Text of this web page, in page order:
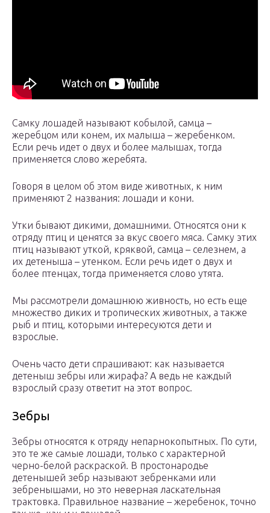
Самку лошадей называют кобылой, самца –
жеребцом или конем, их малыша – жеребенком.
Если речь идет о двух и более малышах, тогда
применяется слово жеребята.
Говоря в целом об этом виде животных, к ним
применяют 2 названия: лошади и кони.
Утки бывают дикими, домашними. Относятся они к
отряду птиц и ценятся за вкус своего мяса. Самку этих
птиц называют уткой, кряквой, самца – селезнем, а
их детеныша – утенком. Если речь идет о двух и
более птенцах, тогда применяется слово утята.
Мы рассмотрели домашнюю живность, но есть еще
множество диких и тропических животных, а также
рыб и птиц, которыми интересуются дети и
взрослые.
Очень часто дети спрашивают: как называется
детеныш зебры или жирафа? А ведь не каждый
взрослый сразу ответит на этот вопрос.
Зебры
Зебры относятся к отряду непарнокопытных. По сути,
это те же самые лошади, только с характерной
черно-белой раскраской. В простонародье
детенышей зебр называют зебренками или
зебренышами, но это неверная ласкательная
трактовка. Правильное название – жеребенок, точно